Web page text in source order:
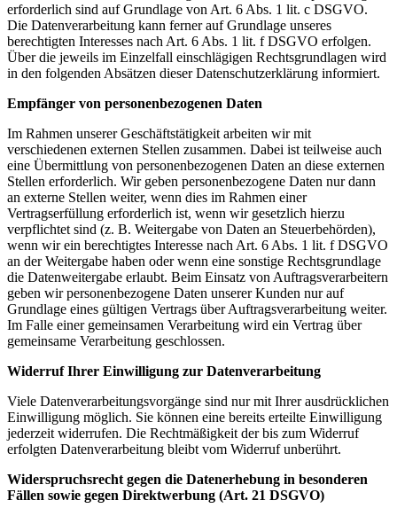
erforderlich sind auf Grundlage von Art. 6 Abs. 1 lit. c DSGVO.
Die Datenverarbeitung kann ferner auf Grundlage unseres
berechtigten Interesses nach Art. 6 Abs. 1 lit. f DSGVO erfolgen.
Über die jeweils im Einzelfall einschlägigen Rechtsgrundlagen wird
in den folgenden Absätzen dieser Datenschutzerklärung informiert.
Empfänger von personenbezogenen Daten
Im Rahmen unserer Geschäftstätigkeit arbeiten wir mit
verschiedenen externen Stellen zusammen. Dabei ist teilweise auch
eine Übermittlung von personenbezogenen Daten an diese externen
Stellen erforderlich. Wir geben personenbezogene Daten nur dann
an externe Stellen weiter, wenn dies im Rahmen einer
Vertragserfüllung erforderlich ist, wenn wir gesetzlich hierzu
verpflichtet sind (z. B. Weitergabe von Daten an Steuerbehörden),
wenn wir ein berechtigtes Interesse nach Art. 6 Abs. 1 lit. f DSGVO
an der Weitergabe haben oder wenn eine sonstige Rechtsgrundlage
die Datenweitergabe erlaubt. Beim Einsatz von Auftragsverarbeitern
geben wir personenbezogene Daten unserer Kunden nur auf
Grundlage eines gültigen Vertrags über Auftragsverarbeitung weiter.
Im Falle einer gemeinsamen Verarbeitung wird ein Vertrag über
gemeinsame Verarbeitung geschlossen.
Widerruf Ihrer Einwilligung zur Datenverarbeitung
Viele Datenverarbeitungsvorgänge sind nur mit Ihrer ausdrücklichen
Einwilligung möglich. Sie können eine bereits erteilte Einwilligung
jederzeit widerrufen. Die Rechtmäßigkeit der bis zum Widerruf
erfolgten Datenverarbeitung bleibt vom Widerruf unberührt.
Widerspruchsrecht gegen die Datenerhebung in besonderen
Fällen sowie gegen Direktwerbung (Art. 21 DSGVO)